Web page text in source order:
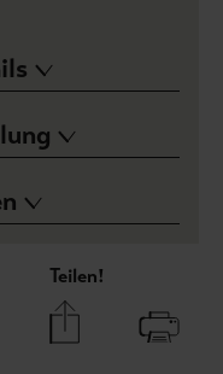
Teilen!